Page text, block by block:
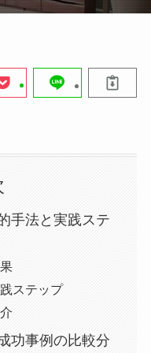
手法と実践ステ
ステップ
功事例の比較分